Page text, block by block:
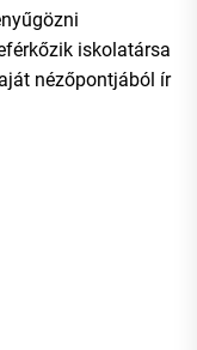
iskolatársa
nézőpontjából ír